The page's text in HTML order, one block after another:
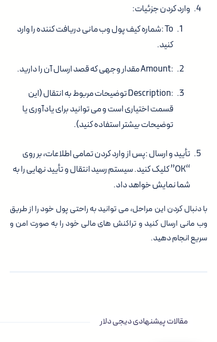
وارد کردن جزئیات:
To:شماره کیف پول وب مانی دریافت کننده را وارد
کنید.
:
Amountمقدار وجهی که قصد ارسال آن را دارید.
:
Descriptionتوضیحات مربوط به انتقال (این
قسمت اختیاری است و می توانید برای یادآوری یا
توضیحات بیشتر استفاده کنید).
تأیید و ارسال:پس از وارد کردن تمامی اطلاعات، بر روی
“OK” کلیک کنید. سیستم رسید انتقال و تأیید نهایی را به
شما نمایش خواهد داد.
با دنبال کردن این مراحل، می توانید به راحتی پول خود را از طریق
وب مانی ارسال کنید و تراکنش های مالی خود را به صورت امن و
سریع انجام دهید.
مقالات پیشنهادی دیجی دلار